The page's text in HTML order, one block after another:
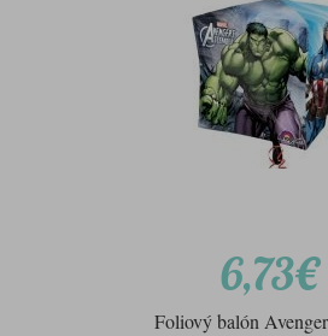
6,73€
Foliový balón